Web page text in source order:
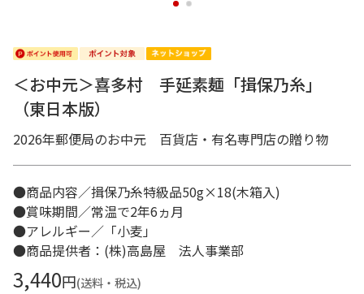
1 2
＜お中元＞喜多村 手延素麺「揖保乃糸」
（東日本版）
2026年郵便局のお中元 百貨店・有名専門店の贈り物
●商品内容／揖保乃糸特級品50g×18(木箱入)
●賞味期間／常温で2年6ヵ月
●アレルギー／「小麦」
●商品提供者：(株)高島屋 法人事業部
3,440円(送料・税込)